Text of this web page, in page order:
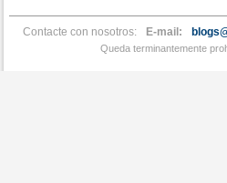
Contacte con nosotros: E-mail:
Queda terminantemente